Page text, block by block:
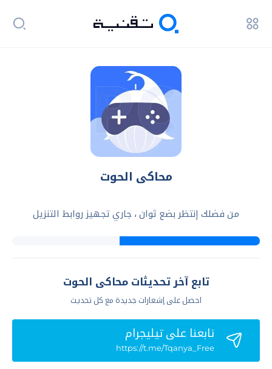
محاكى الحوت
من فضلك إنتظر بضع ثوان ، جاري تجهيز روابط التنزيل
تابع آخر تحديثات محاكى الحوت
احصل على إشعارات جديدة مع كل تحديث
تابعنا علي تيليجرام
https://t.me/Tqanya_Free